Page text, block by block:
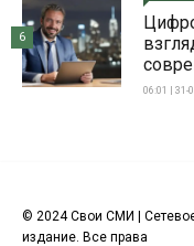
06:01 | 31-
6
© 2024 Свои СМИ |
издание. Все права